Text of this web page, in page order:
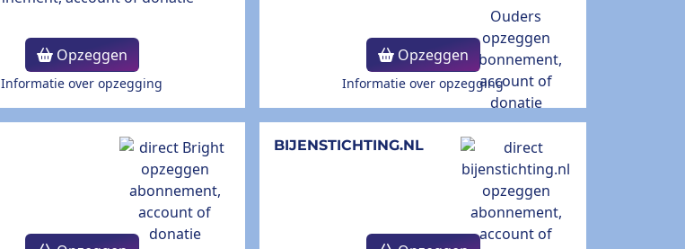
Opzeggen
Informatie over opzegging
Opzeggen
Informatie over opzegging
BIJENSTICHTING.NL